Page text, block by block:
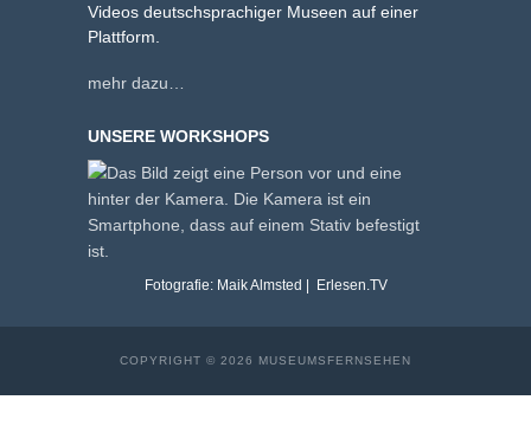
Videos deutschsprachiger Museen auf einer
Plattform.
mehr dazu…
UNSERE WORKSHOPS
Fotografie: Maik Almsted | Erlesen.TV
COPYRIGHT © 2026 MUSEUMSFERNSEHEN